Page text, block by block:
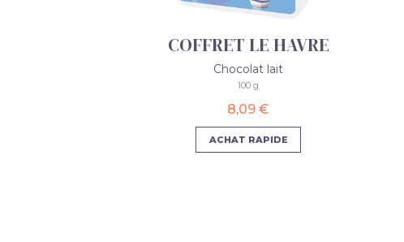
COFFRET LE HAVRE
Chocolat lait
100 g
8,09 €
ACHAT RAPIDE